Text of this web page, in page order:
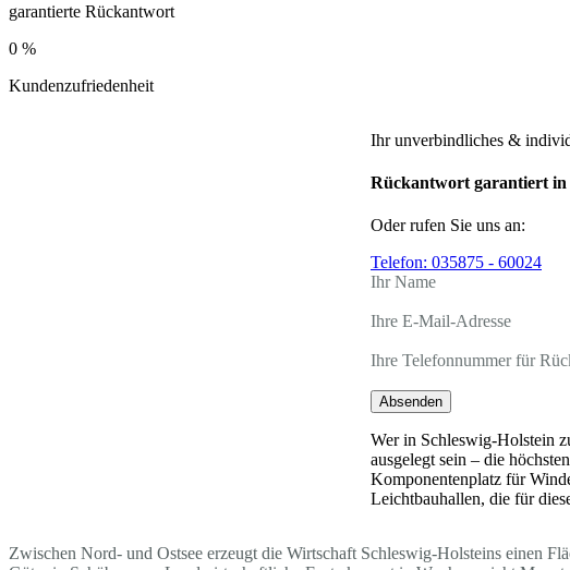
garantierte Rückantwort
0 %
Kundenzufriedenheit
Ihr unverbindliches &
Rückantwort garantiert in
Oder rufen Sie uns an:
Telefon: 035875 - 60024
Ihr Name
Ihre E-Mail-Adresse
Ihre Telefonnummer für
Absenden
Wer in Schleswig-Holstein
ausgelegt sein – die
Komponentenplatz für
Leichtbauhallen, die für
Zwischen Nord- und Ostsee erzeugt die Wirtschaft Schleswig-Holsteins einen